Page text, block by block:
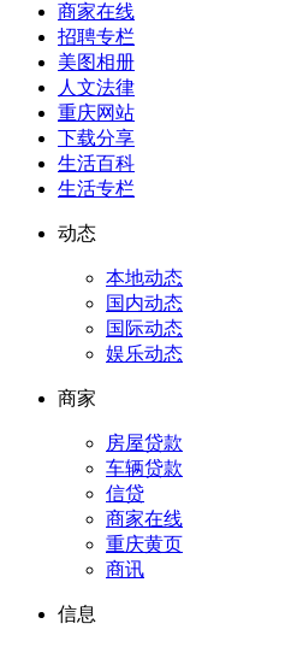
商家在线
招聘专栏
美图相册
人文法律
重庆网站
下载分享
生活百科
生活专栏
动态
本地动态
国内动态
国际动态
娱乐动态
商家
房屋贷款
车辆贷款
信贷
商家在线
重庆黄页
商讯
信息